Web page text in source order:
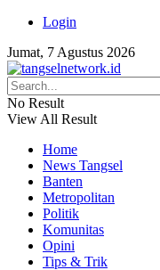
Login
Jumat, 7 Agustus 2026
No Result
View All Result
Home
News Tangsel
Banten
Metropolitan
Politik
Komunitas
Opini
Tips & Trik